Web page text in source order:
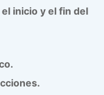
inicio y el fin del